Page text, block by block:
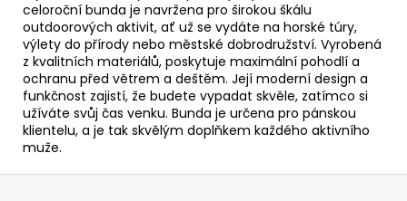
celoroční bunda je navržena pro širokou škálu
outdoorových aktivit, ať už se vydáte na horské túry,
výlety do přírody nebo městské dobrodružství. Vyrobená
z kvalitních materiálů, poskytuje maximální pohodlí a
ochranu před větrem a deštěm. Její moderní design a
funkčnost zajistí, že budete vypadat skvěle, zatímco si
užíváte svůj čas venku. Bunda je určena pro pánskou
klientelu, a je tak skvělým doplňkem každého aktivního
muže.
Z